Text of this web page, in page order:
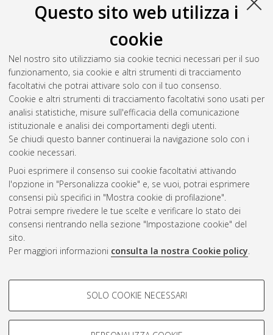
Questo sito web utilizza i
cookie
Nel nostro sito utilizziamo sia cookie tecnici necessari per il suo
funzionamento, sia cookie e altri strumenti di tracciamento
facoltativi che potrai attivare solo con il tuo consenso.
Cookie e altri strumenti di tracciamento facoltativi sono usati per
analisi statistiche, misure sull'efficacia della comunicazione
istituzionale e analisi dei comportamenti degli utenti.
Se chiudi questo banner continuerai la navigazione solo con i
cookie necessari.
Puoi esprimere il consenso sui cookie facoltativi attivando
l'opzione in "Personalizza cookie" e, se vuoi, potrai esprimere
consensi più specifici in "Mostra cookie di profilazione".
Potrai sempre rivedere le tue scelte e verificare lo stato dei
consensi rientrando nella sezione "Impostazione cookie" del
sito.
Per maggiori informazioni consulta la nostra Cookie policy.
COOKIE DI PROFILAZIONE -
Si tratta di cookie utilizzati per analizzare le caratteristiche della
SOLO COOKIE NECESSARI
Jimenez de Cisneros Ortiz, Miguel Maria(2024)The
scholastic role of the Order of Preachers in cities without a
university: the conventual schola of Santa Catalina in Barcelona
, [Dissertation thesis], Alma Mater Studiorum
Università di Bologna. Dottorato di ricerca inScienze storiche
e archeologiche. Memoria, civilta' e patrimonio, 36 Ciclo.
Questa lista e' stata generata il Thu Aug 6 20:32:23 2026
Atom
Rss 1.0
Rss 2.0
ISSN: 2038-7946
Impostazioni Cookie
Informativa sulla privacy
Condizioni d’uso del sito